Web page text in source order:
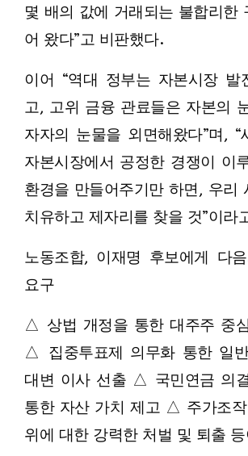
몇 배의 값에 거래되는 불합리한
어 왔다”고 비판했다.
이어 “역대 정부는 자본시장 발
고, 고위 금융 관료들은 자본의
자자의 눈물을 외면해왔다”며, “
자본시장에서 공정한 경쟁이 이
환경을 만들어주기만 하면, 우리
치유하고 제자리를 찾을 것”이라
노동조합, 이재명 후보에게 다
요구
△ 상법 개정을 통한 대주주 중
△ 집중투표제 의무화 통한 일
대변 이사 선출 △ 국민연금 의
통한 자산 가치 제고 △ 주가조
위에 대한 강력한 처벌 및 퇴출